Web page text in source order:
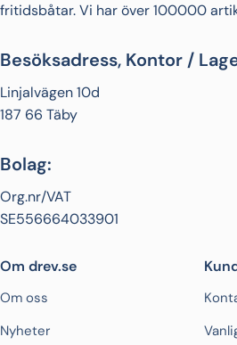
fritidsbåtar. Vi har över 100000
Besöksadress, Kontor /
Linjalvägen 10d
187 66 Täby
Bolag:
Org.nr/VAT
SE556664033901
Om drev.se
Om oss
Nyheter